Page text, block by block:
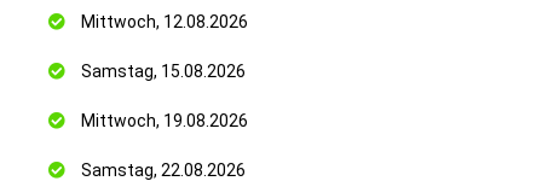
Mittwoch, 12.08.2026
Samstag, 15.08.2026
Mittwoch, 19.08.2026
Samstag, 22.08.2026